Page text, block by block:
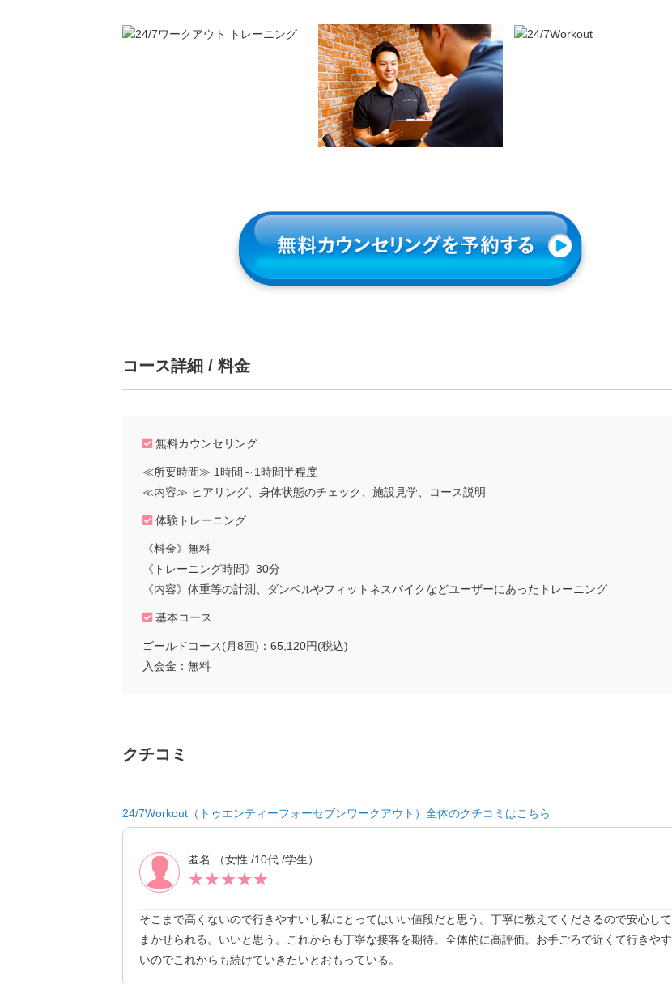
コース詳細 / 料金
無料カウンセリング
≪所要時間≫ 1時間～1時間半程度
≪内容≫ ヒアリング、身体状態のチェック、施設見学、コース説明
体験トレーニング
《料金》無料
《トレーニング時間》30分
《内容》体重等の計測、ダンベルやフィットネスバイクなどユーザーにあったトレーニング
基本コース
ゴールドコース(月8回)：65,120円(税込)
入会金：無料
クチコミ
24/7Workout（トゥエンティーフォーセブンワークアウト）全体のクチコミはこちら
匿名 （女性 /10代 /学生）
★★★★★
そこまで高くないので行きやすいし私にとってはいい値段だと思う。丁寧に教えてくださるので安心して
まかせられる。いいと思う。これからも丁寧な接客を期待。全体的に高評価。お手ごろで近くて行きやす
いのでこれからも続けていきたいとおもっている。